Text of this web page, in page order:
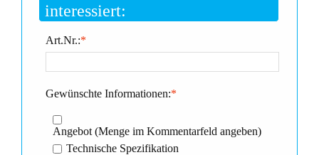
interessiert:
*
Art.Nr.:
*
Gewünschte Informationen:
Angebot (Menge im Kommentarfeld angeben)
Technische Spezifikation